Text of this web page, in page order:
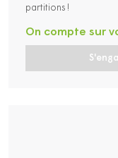
partitions !
On compte sur